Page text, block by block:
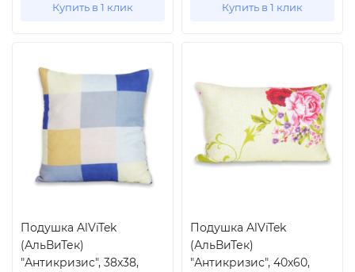
Купить в 1 клик Купить в 1 клик
Подушка AlViTek
(АльВиТек)
"Антикризис", 38x38,
Подушка AlViTek
(АльВиТек)
"Антикризис", 40x60,